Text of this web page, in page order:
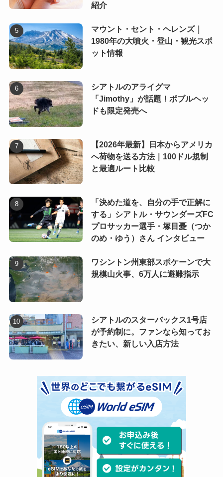
紹介
マウント・セント・ヘレンズ｜
1980年の大噴火・登山・観光スポ
ット情報
シアトルのアライグマ
「Jimothy」が話題！ボブルヘッ
ドも限定発売へ
【2026年最新】日本からアメリカ
へ荷物を送る方法｜100ドル規制
と最適ルート比較
「決めた道を、自分の手で正解に
する」シアトル・サウンダーズFC
プロサッカー選手・塚目憂（つか
のめ・ゆう）さん インタビュー
ワシントン州東部スポケーンで大
規模山火事、6万人に避難指示
シアトルのスターバックス1号店
が予約制に。ファンなら知ってお
きたい、新しい入店方法